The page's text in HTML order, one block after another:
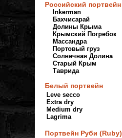
Российский портвейн
Inkerman
Бахчисарай
Долины Крыма
Крымский Погребок
Массандра
Портовый груз
Солнечная Долина
Старый Крым
Таврида
Белый портвейн
Leve secco
Extra dry
Medium dry
Lagrima
Портвейн Руби (Ruby)